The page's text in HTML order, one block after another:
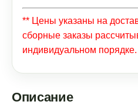
** Цены указаны на
сборные заказы
индивидуальном порядке.
Описание